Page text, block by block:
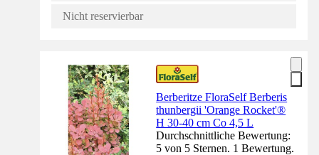
Nicht reservierbar
Berberitze FloraSelf Berberis
thunbergii 'Orange Rocket'®
H 30-40 cm Co 4,5 L
Durchschnittliche Bewertung:
5 von 5 Sternen. 1 Bewertung.